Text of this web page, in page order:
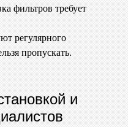
фильтров требует
регулярного
пропускать.
и